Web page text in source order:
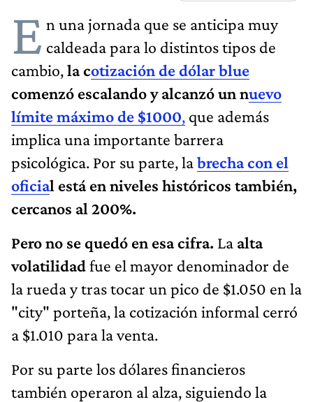
E n una jornada que se anticipa muy
caldeada para lo distintos tipos de
cambio,la cotización de dólar blue
comenzó escalando y alcanzó un nuevo
límite máximo de $1000, que además
implica una importante barrera
psicológica. Por su parte, labrecha con el
oficial está en niveles históricos también,
cercanos al 200%.
Pero no se quedó en esa cifra. La alta
volatilidadfue el mayor denominador de
la rueda y tras tocar un pico de $1.050 en la
"city" porteña, la cotización informal cerró
a $1.010 para la venta.
Por su parte los dólares financieros
también operaron al alza, siguiendo la